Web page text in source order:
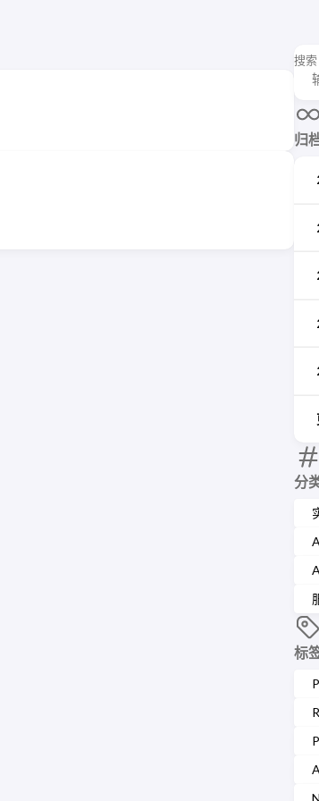
搜索
归
分
标